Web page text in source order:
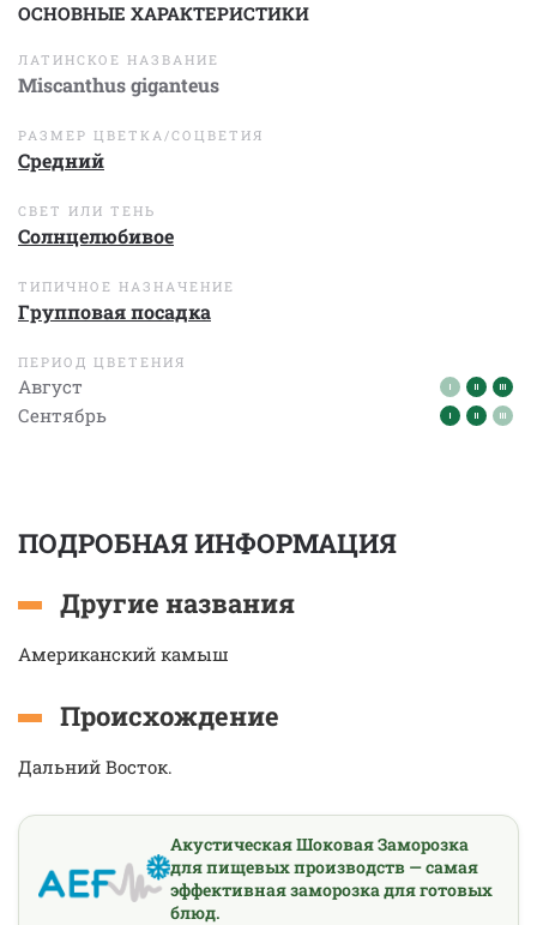
ОСНОВНЫЕ ХАРАКТЕРИСТИКИ
ЛАТИНСКОЕ НАЗВАНИЕ
Miscanthus giganteus
РАЗМЕР ЦВЕТКА/СОЦВЕТИЯ
Средний
СВЕТ ИЛИ ТЕНЬ
Солнцелюбивое
ТИПИЧНОЕ НАЗНАЧЕНИЕ
Групповая посадка
ПЕРИОД ЦВЕТЕНИЯ
Август
Сентябрь
ПОДРОБНАЯ ИНФОРМАЦИЯ
Другие названия
Американский камыш
Происхождение
Дальний Восток.
Акустическая Шоковая Заморозка
для пищевых производств — самая
эффективная заморозка для готовых
блюд.